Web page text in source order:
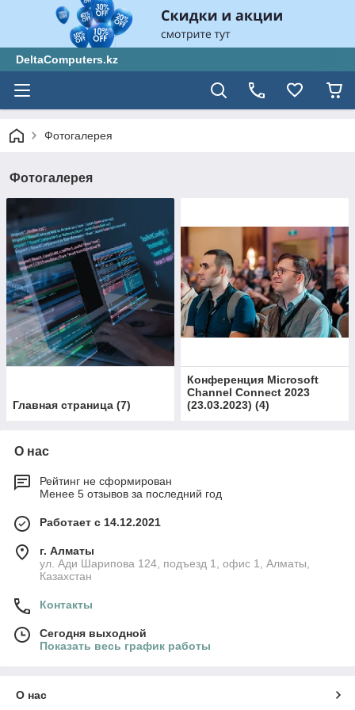
DeltaComputers.kz
Фотогалерея
Фотогалерея
Главная страница (7)
Конференция Microsoft
Channel Connect 2023
(23.03.2023) (4)
О нас
Рейтинг не сформирован
Менее 5 отзывов за последний год
Работает с 14.12.2021
г. Алматы
ул. Ади Шарипова 124, подъезд 1, офис 1, Алматы,
Казахстан
Контакты
Сегодня выходной
Показать весь график работы
О нас